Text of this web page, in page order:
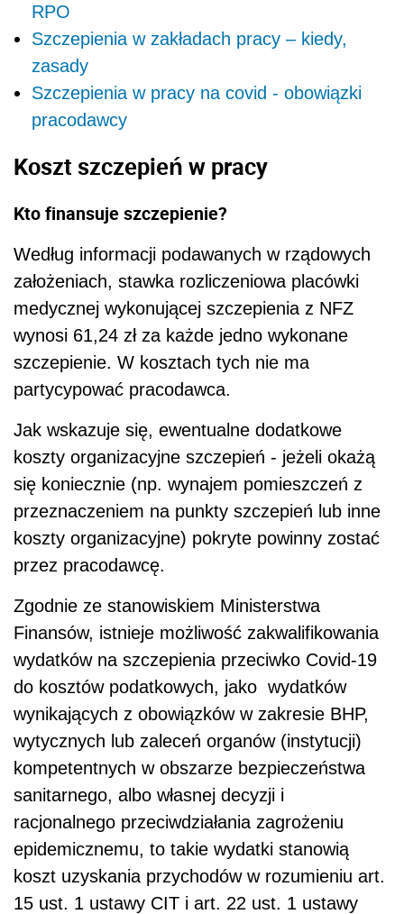
RPO
Szczepienia w zakładach pracy – kiedy,
zasady
Szczepienia w pracy na covid - obowiązki
pracodawcy
Koszt szczepień w pracy
Kto finansuje szczepienie?
Według informacji podawanych w rządowych
założeniach, stawka rozliczeniowa placówki
medycznej wykonującej szczepienia z NFZ
wynosi 61,24 zł za każde jedno wykonane
szczepienie. W kosztach tych nie ma
partycypować pracodawca.
Jak wskazuje się, ewentualne dodatkowe
koszty organizacyjne szczepień - jeżeli okażą
się koniecznie (np. wynajem pomieszczeń z
przeznaczeniem na punkty szczepień lub inne
koszty organizacyjne) pokryte powinny zostać
przez pracodawcę.
Zgodnie ze stanowiskiem Ministerstwa
Finansów, istnieje możliwość zakwalifikowania
wydatków na szczepienia przeciwko Covid-19
do kosztów podatkowych, jako wydatków
wynikających z obowiązków w zakresie BHP,
wytycznych lub zaleceń organów (instytucji)
kompetentnych w obszarze bezpieczeństwa
sanitarnego, albo własnej decyzji i
racjonalnego przeciwdziałania zagrożeniu
epidemicznemu, to takie wydatki stanowią
koszt uzyskania przychodów w rozumieniu art.
15 ust. 1 ustawy CIT i art. 22 ust. 1 ustawy